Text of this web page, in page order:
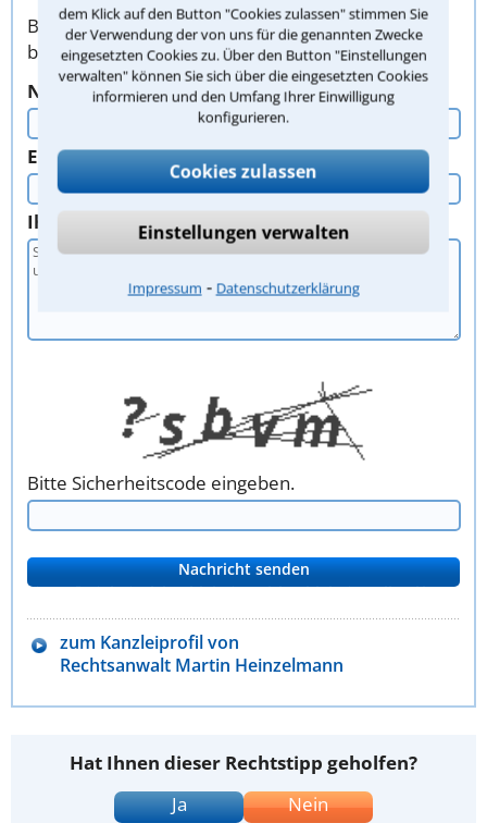
dem Klick auf den Button "Cookies zulassen" stimmen Sie
der Verwendung der von uns für die genannten Zwecke
eingesetzten Cookies zu. Über den Button "Einstellungen
verwalten" können Sie sich über die eingesetzten Cookies
informieren und den Umfang Ihrer Einwilligung
konfigurieren.
Cookies zulassen
Einstellungen verwalten
Impressum ⁃ Datenschutzerklärung
Bitte verwenden Sie zur Kontaktaufnahme
bevorzugt dieses Formular. Vielen Dank!
Nachname, Vorname
E-Mail oder Telefon
Ihr Anliegen
Bitte Sicherheitscode eingeben.
zum Kanzleiprofil von
Rechtsanwalt Martin Heinzelmann
Hat Ihnen dieser Rechtstipp geholfen?
Ja
Nein